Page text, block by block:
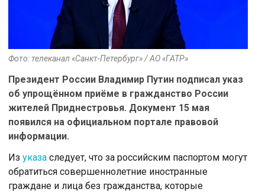
Фото: телеканал «Санкт-Петербург» / АО «ГАТР»
Президент России Владимир Путин подписал указ
об упрощённом приёме в гражданство России
жителей Приднестровья. Документ 15 мая
появился на официальном портале правовой
информации.
Из указа следует, что за российским паспортом могут
обратиться совершеннолетние иностранные
граждане и лица без гражданства, которые